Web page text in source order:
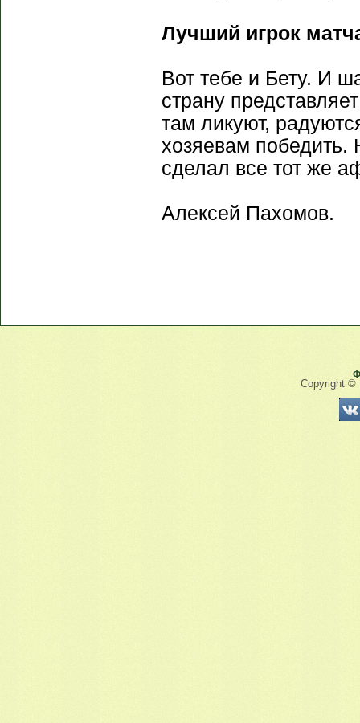
Лучший игрок
Вот тебе и Бету. И
страну
там ликуют,
хозяевам победить.
сделал все тот же
Алексей Пахомов.
Copyright ©